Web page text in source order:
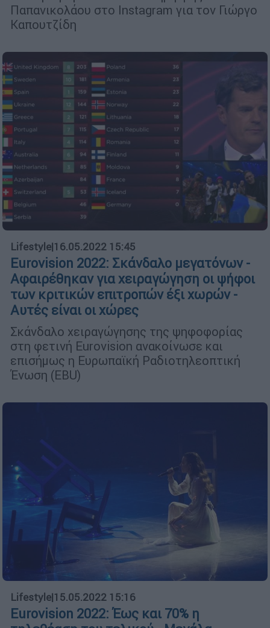
Παπανικολάου στο Instagram για τον Γιώργο
Καπουτζίδη
Lifestyle|16.05.2022 15:45
Eurovision 2022: Σκάνδαλο μεγατόνων -
Αφαιρέθηκαν για χειραγώγηση οι ψήφοι
των κριτικών επιτροπών έξι χωρών -
Αυτές είναι οι χώρες
Σκάνδαλο χειραγώγησης της ψηφοφορίας
στη φετινή Eurovision ανακοίνωσε και
επισήμως η Ευρωπαϊκή Ραδιοτηλεοπτική
Ένωση (EBU)
Lifestyle|15.05.2022 15:16
Eurovision 2022: Έως και 70% η